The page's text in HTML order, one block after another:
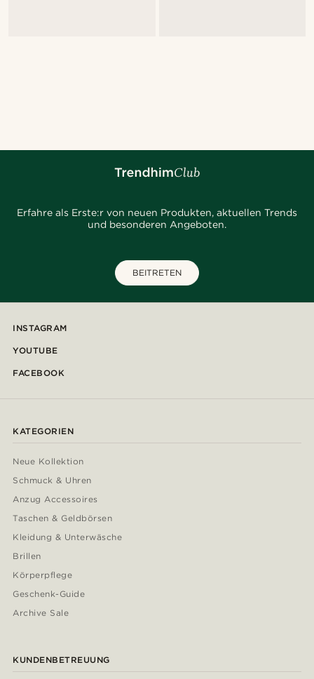
Erfahre als Erste:r von neuen Produkten, aktuellen Trends
und besonderen Angeboten.
BEITRETEN
INSTAGRAM
YOUTUBE
FACEBOOK
KATEGORIEN
Neue Kollektion
Schmuck & Uhren
Anzug Accessoires
Taschen & Geldbörsen
Kleidung & Unterwäsche
Brillen
Körperpflege
Geschenk-Guide
Archive Sale
KUNDENBETREUUNG